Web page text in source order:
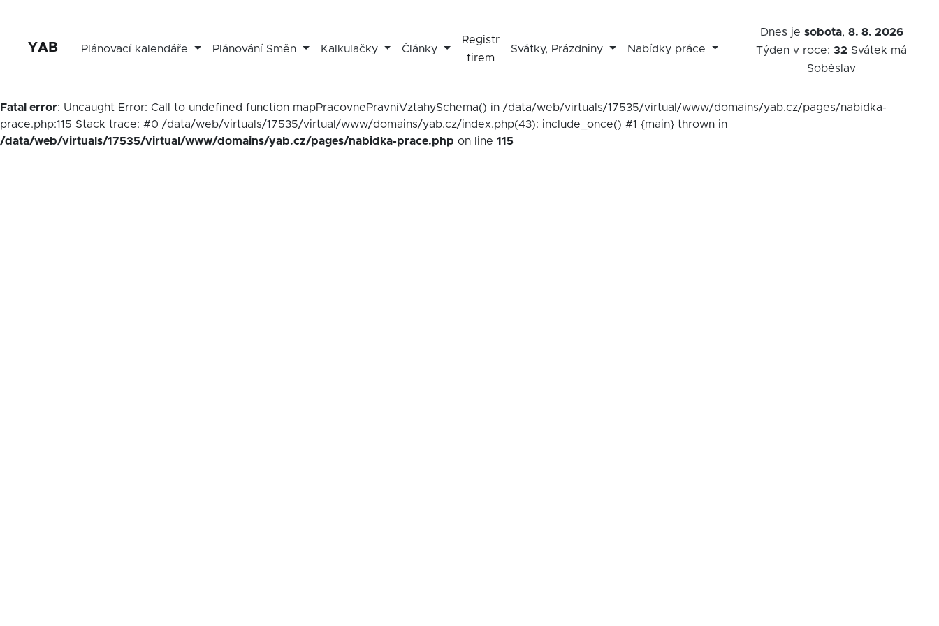
YAB Plánovací kalendáře Plánování Směn Kalkulačky Články
Registr
firem
Svátky, Prázdniny Nabídky práce
Dnes je sobota, 8. 8. 2026
Týden v roce:32 Svátek má
Soběslav
Fatal error: Uncaught Error: Call to undefined function mapPracovnePravniVztahySchema() in /data/web/virtuals/17535/virtual/www/domains/yab.cz/pages/nabidka-
prace.php:115 Stack trace: #0 /data/web/virtuals/17535/virtual/www/domains/yab.cz/index.php(43): include_once() #1 {main} thrown in
/data/web/virtuals/17535/virtual/www/domains/yab.cz/pages/nabidka-prace.php on line 115